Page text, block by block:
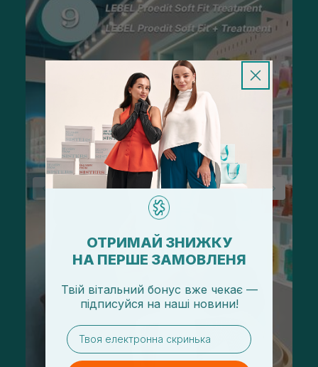
ОТРИМАЙ ЗНИЖКУ
НА ПЕРШЕ ЗАМОВЛЕНЯ
Твій вітальний бонус вже чекає —
підписуйся на наші новини!
email